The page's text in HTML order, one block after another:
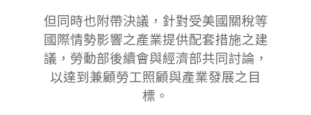
但同時也附帶決議，針對受美國關稅等
國際情勢影響之產業提供配套措施之建
議，勞動部後續會與經濟部共同討論，
以達到兼顧勞工照顧與產業發展之目
標。